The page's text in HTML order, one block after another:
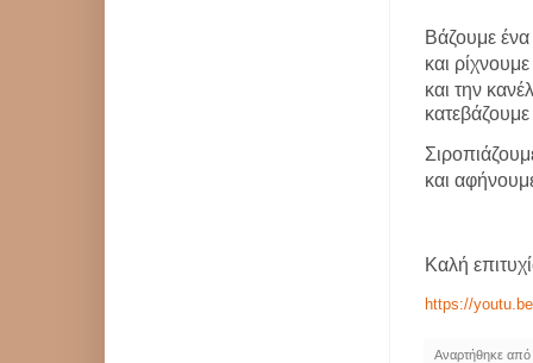
Βάζουμε
και
και την
και
Καλή
https://
Αναρτήθηκε